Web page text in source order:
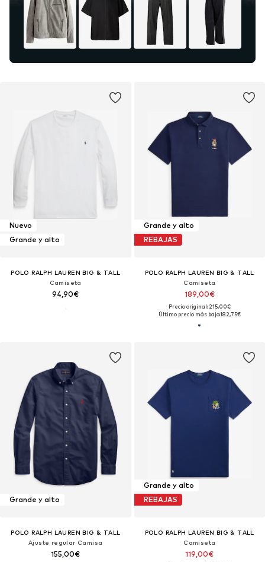
Nuevo
Grande y alto
POLO RALPH LAUREN BIG & TALL
Camiseta
94,90€
Grande y alto
REBAJAS
POLO RALPH LAUREN BIG & TALL
Camiseta
189,00€
Precio original: 215,00€
Último precio más bajo:182,75€
Grande y alto
POLO RALPH LAUREN BIG & TALL
Ajuste regular Camisa
155,00€
Grande y alto
REBAJAS
POLO RALPH LAUREN BIG & TALL
Camiseta
119,00€